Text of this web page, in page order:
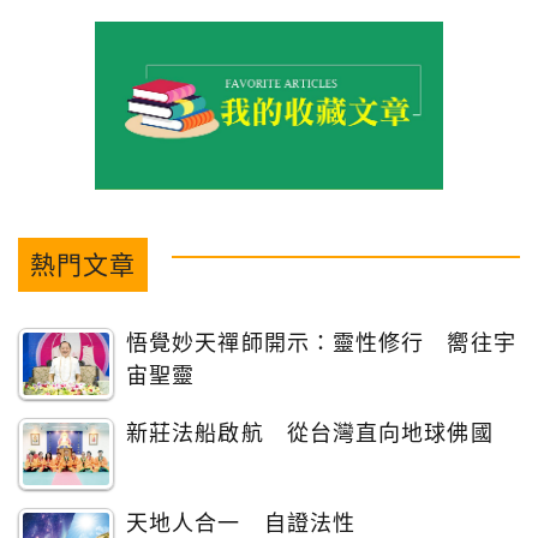
熱門文章
悟覺妙天禪師開示：靈性修行 嚮往宇
宙聖靈
新莊法船啟航 從台灣直向地球佛國
天地人合一 自證法性